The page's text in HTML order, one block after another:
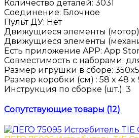
Количество деталей: 3031
Соединение: Блочное
Пульт ДУ: Нет
Движущиеся элементы (мотор)
Движущиеся элементы
Есть приложение APP: App
Совместимость с наборами:
Размер игрушки в сборе:
Размер коробки (см) : 58 x 48 x
Инструкция по сборке (шт.): 3
Сопутствующие товары (12)